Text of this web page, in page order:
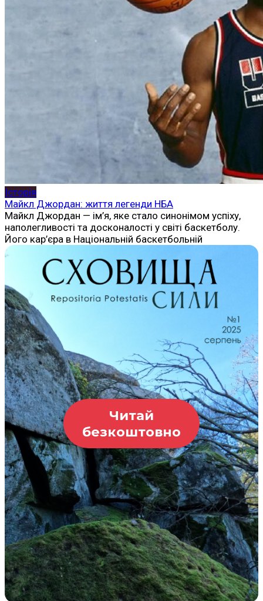
Історія
Майкл Джордан: життя легенди НБА
Майкл Джордан — ім’я, яке стало синонімом успіху,
наполегливості та досконалості у світі баскетболу.
Його кар’єра в Національній баскетбольній
Читай
безкоштовно